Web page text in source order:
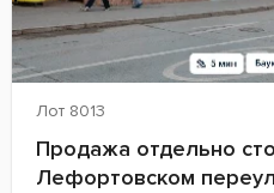
Лот 8013
Продажа отдельно
Лефортовском